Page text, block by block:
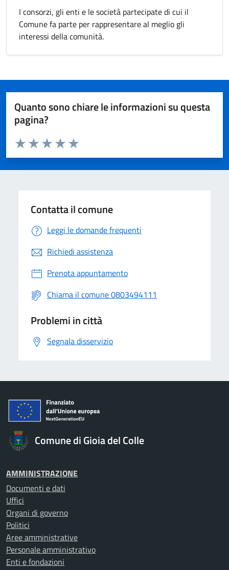
I consorzi, gli enti e le società partecipate di cui il
Comune fa parte per rappresentare al meglio gli
interessi della comunità.
Quanto sono chiare le informazioni su questa
pagina?
Valuta da 1 a 5 stelle la pagina
Valuta 5 stelle su 5
Valuta 4 stelle su 5
Valuta 3 stelle su 5
Valuta 2 stelle su 5
Valuta 1 stelle su 5
Contatta il comune
Leggi le domande frequenti
Richiedi assistenza
Prenota appuntamento
Chiama il comune 0803494111
Problemi in città
Segnala disservizio
Comune di Gioia del Colle
AMMINISTRAZIONE
Documenti e dati
Uffici
Organi di governo
Politici
Aree amministrative
Personale amministrativo
Enti e fondazioni